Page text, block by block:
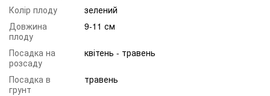
Колір плоду
зелений
Довжина
плоду
9-11 см
Посадка на
розсаду
квітень - травень
Посадка в
грунт
травень